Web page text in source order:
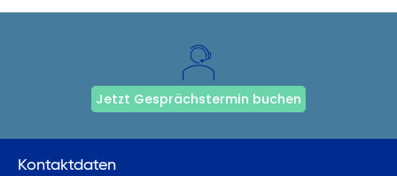
Jetzt Gesprächstermin buchen
Kontaktdaten